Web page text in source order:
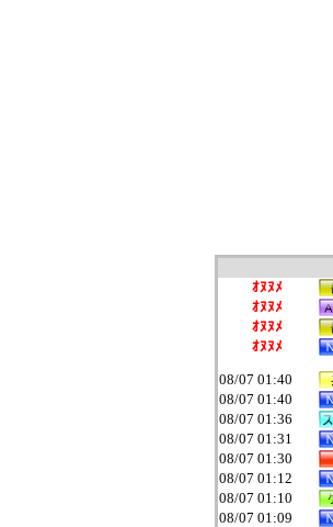
ｵﾇﾇﾒ
ｵﾇﾇﾒ
ｵﾇﾇﾒ
ｵﾇﾇﾒ
08/07 01:40
08/07 01:40
08/07 01:36
08/07 01:31
08/07 01:30
08/07 01:12
08/07 01:10
08/07 01:09